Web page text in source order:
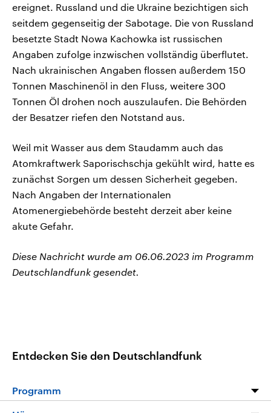
ereignet. Russland und die Ukraine bezichtigen sich
seitdem gegenseitig der Sabotage. Die von Russland
besetzte Stadt Nowa Kachowka ist russischen
Angaben zufolge inzwischen vollständig überflutet.
Nach ukrainischen Angaben flossen außerdem 150
Tonnen Maschinenöl in den Fluss, weitere 300
Tonnen Öl drohen noch auszulaufen. Die Behörden
der Besatzer riefen den Notstand aus.
Weil mit Wasser aus dem Staudamm auch das
Atomkraftwerk Saporischschja gekühlt wird, hatte es
zunächst Sorgen um dessen Sicherheit gegeben.
Nach Angaben der Internationalen
Atomenergiebehörde besteht derzeit aber keine
akute Gefahr.
Diese Nachricht wurde am 06.06.2023 im Programm
Deutschlandfunk gesendet.
Entdecken Sie den Deutschlandfunk
Programm